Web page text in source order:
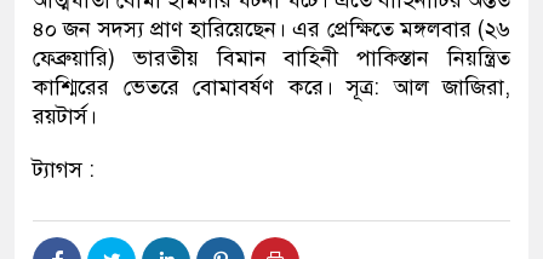
৪০ জন সদস্য প্রাণ হারিয়েছেন। এর প্রেক্ষিতে মঙ্গলবার (২৬
ফেব্রুয়ারি) ভারতীয় বিমান বাহিনী পাকিস্তান নিয়ন্ত্রিত
কাশ্মিরের ভেতরে বোমাবর্ষণ করে। সূত্র: আল জাজিরা,
রয়টার্স।
ট্যাগস :